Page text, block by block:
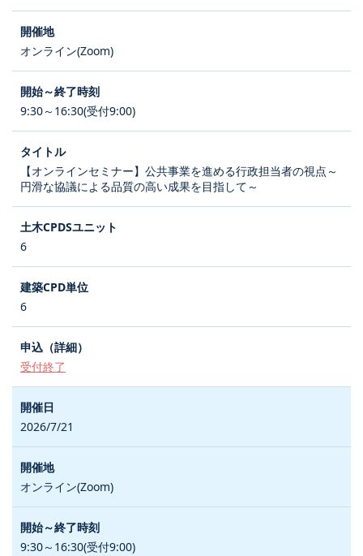
オンライン(Zoom)
9:30～16:30(受付9:00)
【オンラインセミナー】公共事業を進める行政担当者の視点～
円滑な協議による品質の高い成果を目指して～
6
6
受付終了
2026/7/21
オンライン(Zoom)
9:30～16:30(受付9:00)